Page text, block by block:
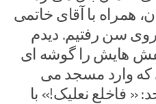
همراه با آقای خاتمی
سن رفتیم. دیدم
هایش را گوشه ای
که وارد مسجد می
فاخلع نعلیک!» با